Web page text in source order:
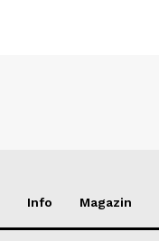
Info Magazin